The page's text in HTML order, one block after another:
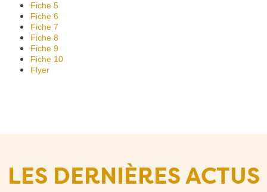
Fiche 5
Fiche 6
Fiche 7
Fiche 8
Fiche 9
Fiche 10
Flyer
LES DERNIÈRES ACTUS